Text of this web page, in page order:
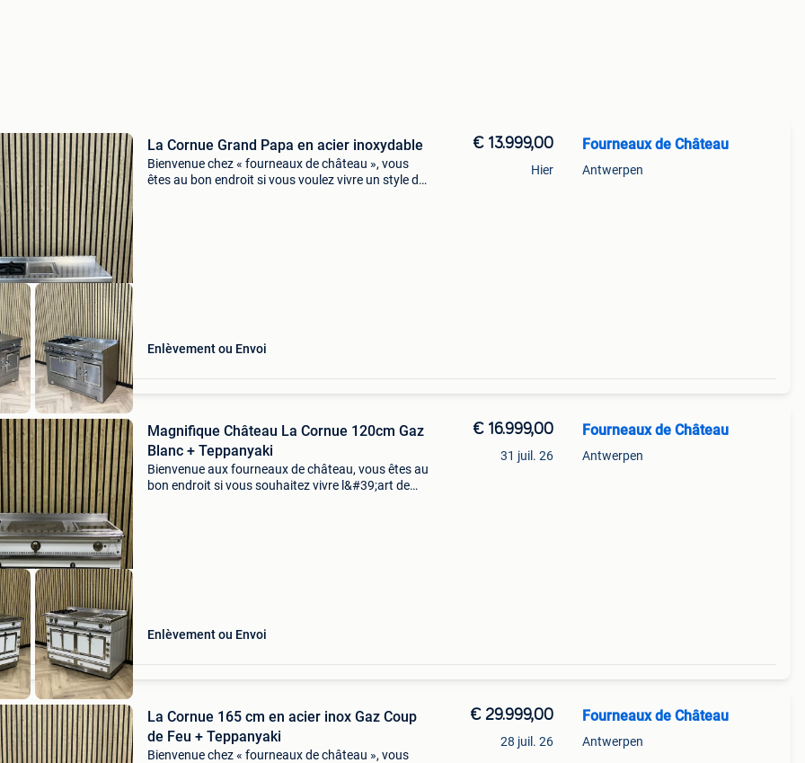
La Cornue Grand Papa en acier inoxydable
Bienvenue chez « fourneaux de château », vous
êtes au bon endroit si vous voulez vivre un style de
Enlèvement ou Envoi
€ 13.999,00
Hier
Fourneaux de Château
Antwerpen
Magnifique Château La Cornue 120cm Gaz
Blanc + Teppanyaki
Bienvenue aux fourneaux de château, vous êtes au
bon endroit si vous souhaitez vivre l&#39;art de
Enlèvement ou Envoi
€ 16.999,00
31 juil. 26
Fourneaux de Château
Antwerpen
La Cornue 165 cm en acier inox Gaz Coup
de Feu + Teppanyaki
Bienvenue chez « fourneaux de château », vous
€ 29.999,00
28 juil. 26
Fourneaux de Château
Antwerpen